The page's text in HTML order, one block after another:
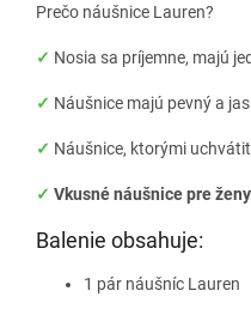
Prečo náušnice Lauren?
✓ Nosia sa príjemne, majú
✓ Náušnice majú pevný a
✓ Náušnice, ktorými
✓ Vkusné náušnice pre ženy
Balenie obsahuje:
1 pár náušníc Lauren